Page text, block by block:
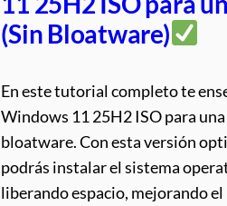
(Sin Bloatware)
En este tutorial completo te
Windows 11 25H2 ISO para
bloatware. Con esta versión
podrás instalar el sistema
liberando espacio, mejorando